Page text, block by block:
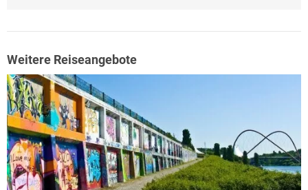
Weitere Reiseangebote